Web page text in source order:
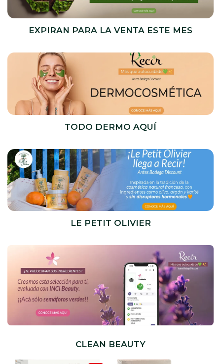
EXPIRAN PARA LA VENTA ESTE MES
TODO DERMO AQUÍ
LE PETIT OLIVIER
CLEAN BEAUTY